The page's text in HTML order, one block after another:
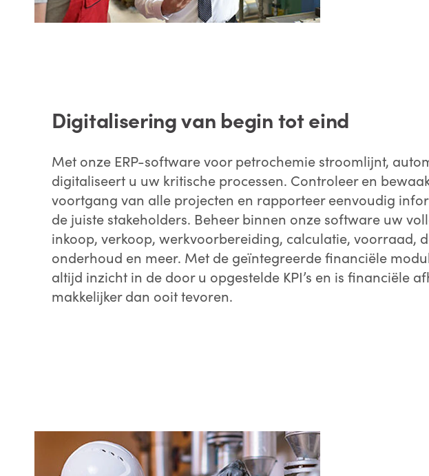
Digitalisering van begin tot eind
Met onze ERP-software voor petrochemie stroomlijnt,
digitaliseert u uw kritische processen. Controleer en
voortgang van alle projecten en rapporteer eenvoudig
de juiste stakeholders. Beheer binnen onze software uw
inkoop, verkoop, werkvoorbereiding, calculatie, voorraad,
onderhoud en meer. Met de geïntegreerde financiële
altijd inzicht in de door u opgestelde KPI’s en is financiële
makkelijker dan ooit tevoren.